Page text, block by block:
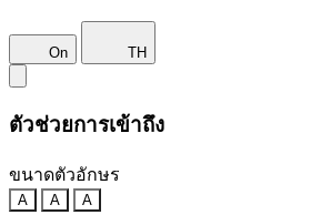
On TH
ตัวช่วยการเข้าถึง
ขนาดตัวอักษร
A A A